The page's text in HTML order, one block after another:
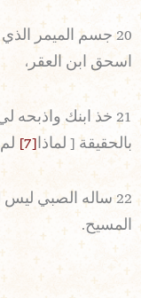
20 جسم الميمر
اسحق ابن العقر،
21 خذ ابنك
بالحقيقة [ لماذا[7]
22 ساله الصبي
المسيح.